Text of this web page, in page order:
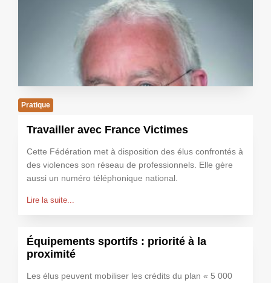
Pratique
Travailler avec France Victimes
Cette Fédération met à disposition des élus confrontés à
des violences son réseau de professionnels. Elle gère
aussi un numéro téléphonique national.
Lire la suite...
Équipements sportifs : priorité à la
proximité
Les élus peuvent mobiliser les crédits du plan « 5 000